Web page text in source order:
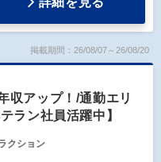
掲載期間：26/08/07～26/08/20
収アップ！/通勤エリ
ラン社員活躍中】
クション